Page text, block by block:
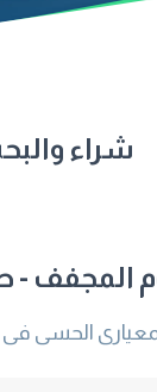
شراء
-
الحسى